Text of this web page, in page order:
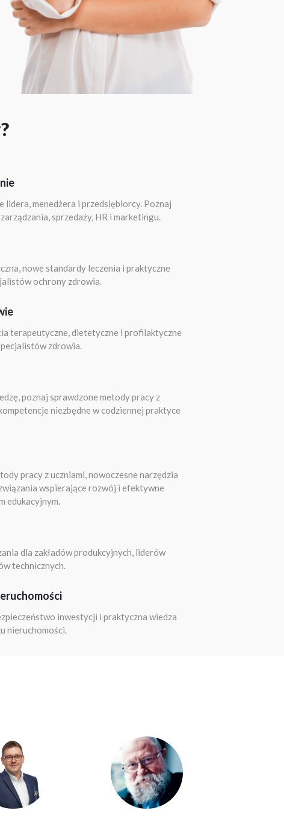
lidera, menedżera i przedsiębiorcy. Poznaj
sprzedaży, HR i marketingu.
nowe standardy leczenia i praktyczne
ochrony zdrowia.
terapeutyczne, dietetyczne i profilaktyczne
zdrowia.
poznaj sprawdzone metody pracy z
niezbędne w codziennej praktyce
pracy z uczniami, nowoczesne narzędzia
wspierające rozwój i efektywne
edukacyjnym.
dla zakładów produkcyjnych, liderów
technicznych.
inwestycji i praktyczna wiedza
nieruchomości.